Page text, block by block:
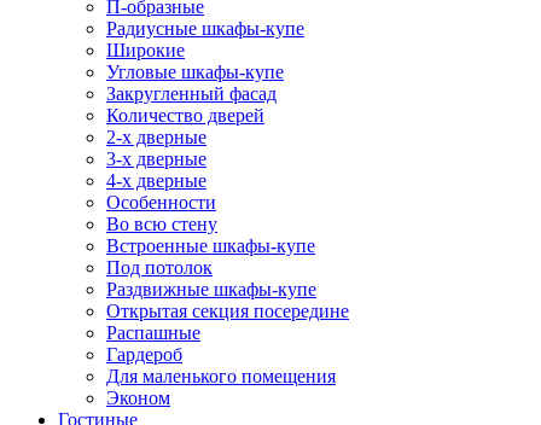
П-образные
Радиусные шкафы-купе
Широкие
Угловые шкафы-купе
Закругленный фасад
Количество дверей
2-х дверные
3-х дверные
4-х дверные
Особенности
Во всю стену
Встроенные шкафы-купе
Под потолок
Раздвижные шкафы-купе
Открытая секция посередине
Распашные
Гардероб
Для маленького помещения
Эконом
Гостиные